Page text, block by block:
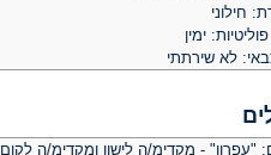
חילוני
ימין
לא שירתתי
"עפרון" - מקדימ/ה לישון ומקדימ/ה לקום